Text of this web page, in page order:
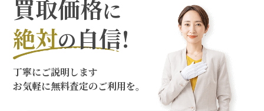
買取価格に
絶対の自信!
丁寧にご説明します
お気軽に無料査定のご利用を。